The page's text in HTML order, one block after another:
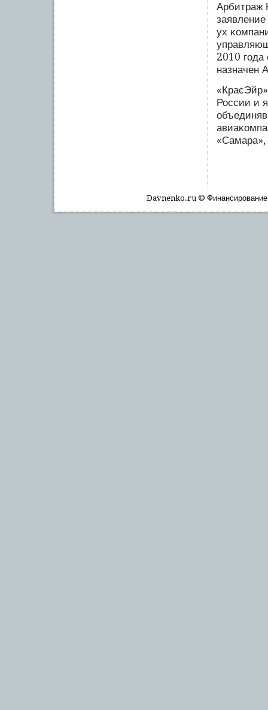
Арбитраж
ух
2010
назначен
России и
Davnenko.ru © Финансирοвание,